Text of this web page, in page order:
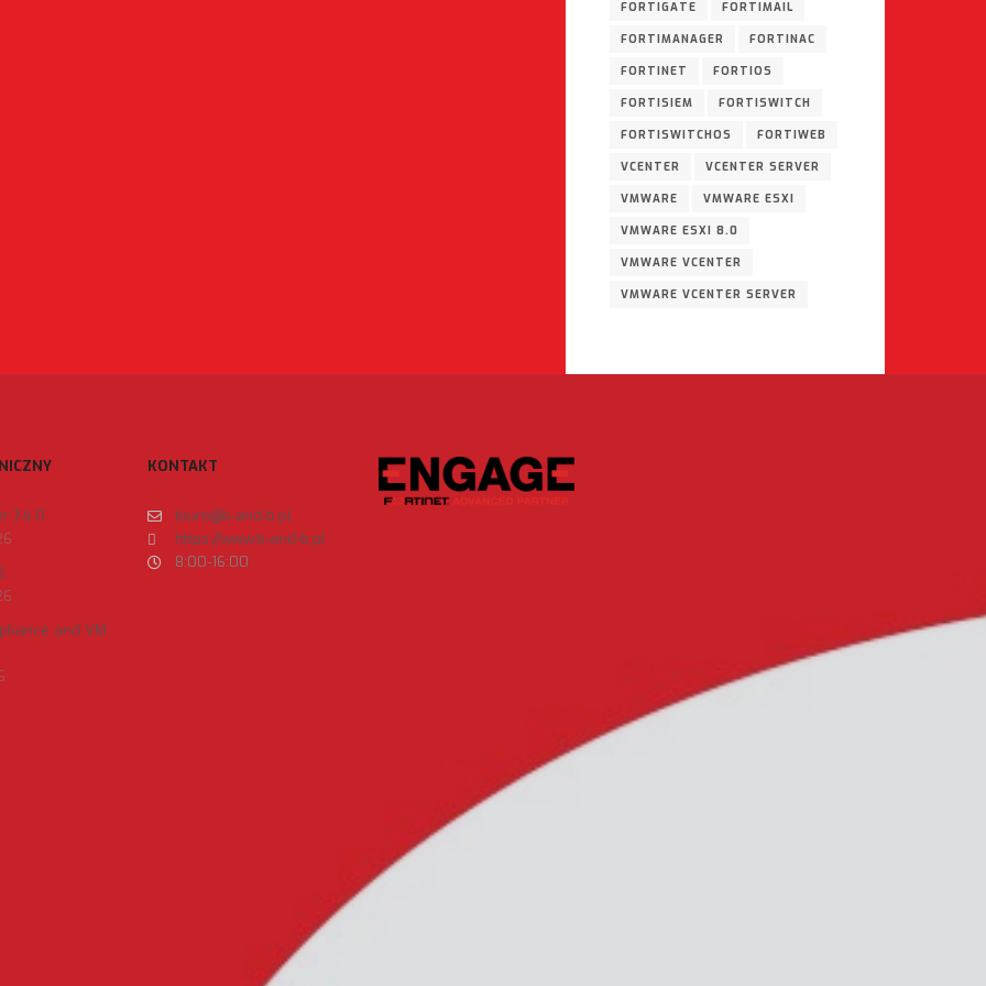
FORTIGATE FORTIMAIL
FORTIMANAGER FORTINAC
FORTINET FORTIOS
FORTISIEM FORTISWITCH
FORTISWITCHOS FORTIWEB
VCENTER VCENTER SERVER
VMWARE VMWARE ESXI
VMWARE ESXI 8.0
VMWARE VCENTER
VMWARE VCENTER SERVER
7.4.11
and VM
KONTAKT
biuro@b-and-b.pl
https://www.b-and-b.pl
8:00-16:00